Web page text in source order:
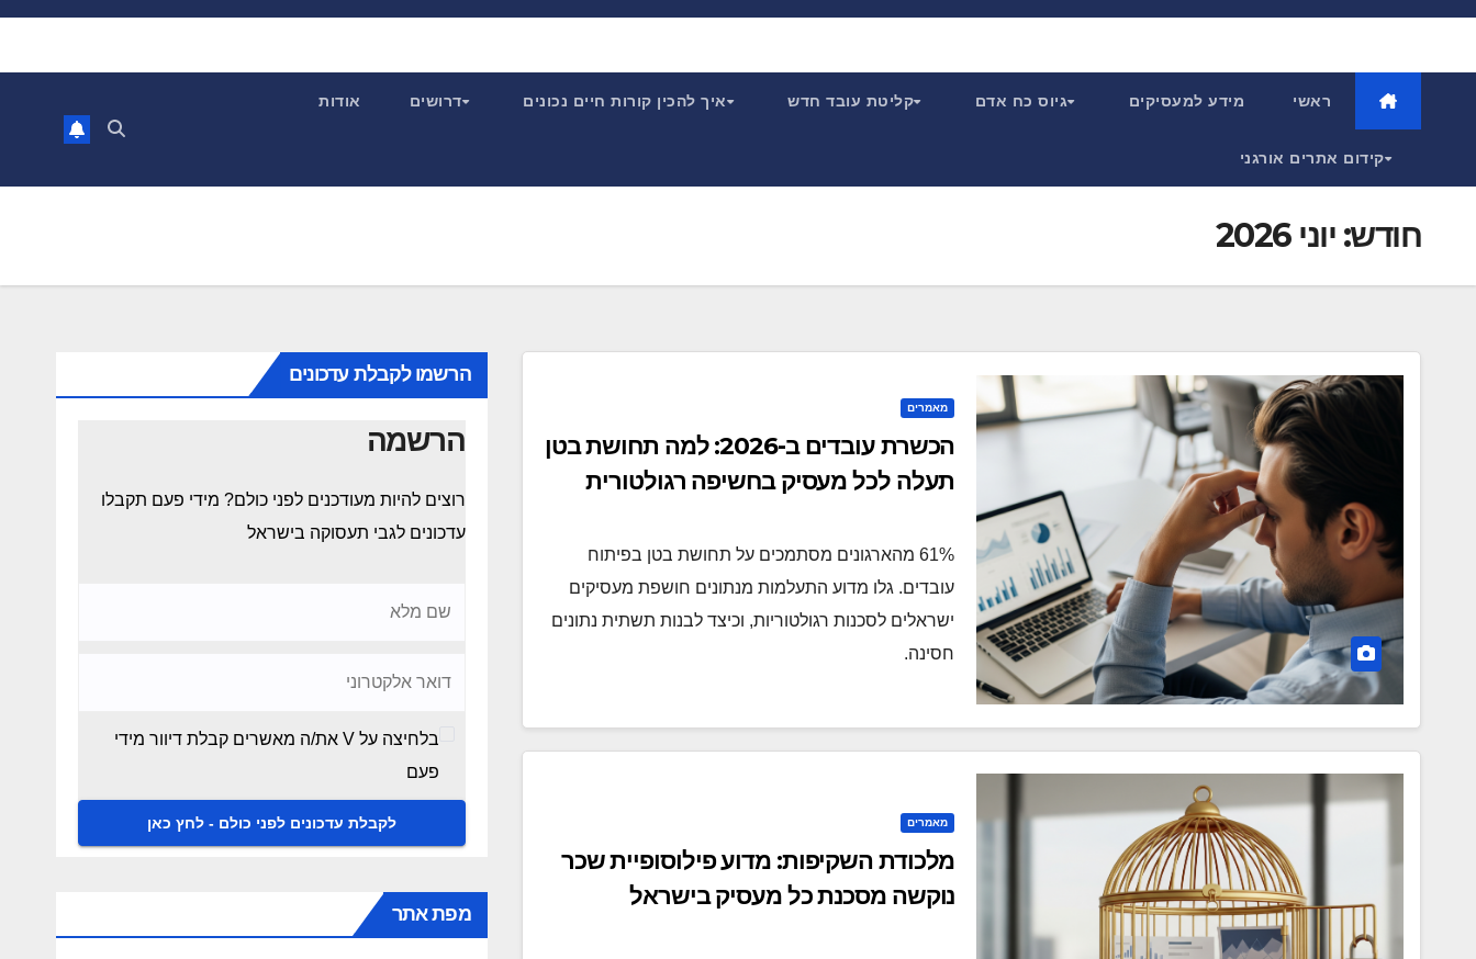
Skip
ראשי מידע למעסיקים גיוס כח אדם קליטת עובד חדש איך להכין קורות חיים נכונים דרושים אודות
קידום אתרים אורגני
חודש: יוני 2026
מאמרים
הכשרת עובדים ב-2026: למה תחושת בטן
תעלה לכל מעסיק בחשיפה רגולטורית
61% מהארגונים מסתמכים על תחושת בטן בפיתוח
עובדים. גלו מדוע התעלמות מנתונים חושפת מעסיקים
ישראלים לסכנות רגולטוריות, וכיצד לבנות תשתית נתונים
חסינה.
מאמרים
מלכודת השקיפות: מדוע פילוסופיית שכר
נוקשה מסכנת כל מעסיק בישראל
הרשמו לקבלת עדכונים
הרשמה
רוצים להיות מעודכנים לפני כולם? מידי פעם תקבלו
עדכונים לגבי תעסוקה בישראל
בלחיצה על V את/ה מאשרים קבלת דיוור מידי
פעם
מפת אתר